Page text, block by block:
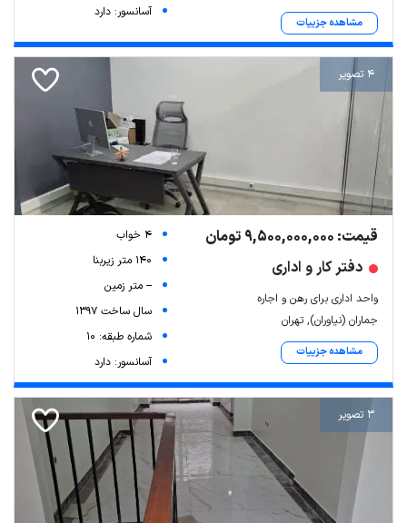
مشاهده جزییات
آسانسور: دارد
4 تصویر
قیمت: 9,500,000,000 تومان
دفتر کار و اداری
واحد اداری برای رهن و اجاره
جماران (نیاوران), تهران
مشاهده جزییات
4 خواب
140 متر زیربنا
-- متر زمین
سال ساخت 1397
شماره طبقه: 10
آسانسور: دارد
3 تصویر